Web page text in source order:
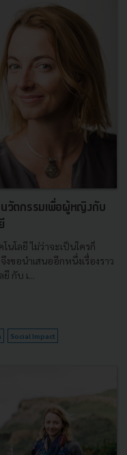
วัตกรรมเพื่อผู้หญิงกับ
โลยี ไม่ว่าจะเป็นใครก็
งขอนำเสนออีกหนึ่งเรื่องราว
กับ เ...
Social Impact